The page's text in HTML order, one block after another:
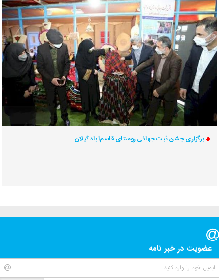
برگزاری جشن ثبت جهانی روستای قاسم‌آباد گیلان
عضویت در خبر نامه